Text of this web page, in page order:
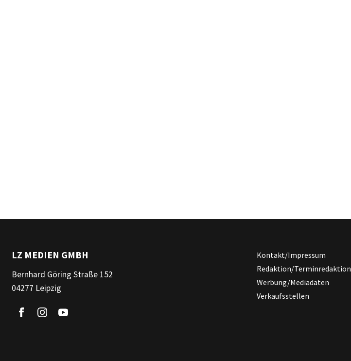
LZ MEDIEN GMBH
Bernhard Göring Straße 152
04277 Leipzig
Kontakt/Impressum
Redaktion/Terminredaktion
Werbung/Mediadaten
Verkaufsstellen